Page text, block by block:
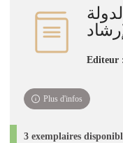
Editeur
Plus d'infos
3 exemplaires